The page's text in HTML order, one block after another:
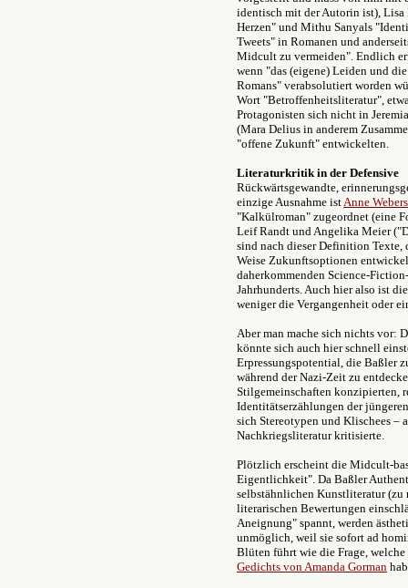
identisch mit der Autorin ist), Lisa
Herzen" und Mithu Sanyals
Tweets" in Romanen und
Midcult zu vermeiden". Endlich
wenn "das (eigene) Leiden und
Romans" verabsolutiert worden
Wort "Betroffenheitsliteratur",
Protagonisten sich nicht in
(Mara Delius in anderem
"offene Zukunft" entwickelten.
Literaturkritik in der Defensive
Rückwärtsgewandte,
einzige Ausnahme istAnne
"Kalkülroman" zugeordnet (eine
Leif Randt und Angelika Meier
sind nach dieser Definition Texte,
Weise Zukunftsoptionen
daherkommenden Science-
Jahrhunderts. Auch hier also ist
weniger die Vergangenheit oder
Aber man mache sich nichts vor:
könnte sich auch hier schnell
Erpressungspotential, die Baßler
während der Nazi-Zeit zu
Stilgemeinschaften konzipierten,
Identitätserzählungen der
sich Stereotypen und Klischees –
Nachkriegsliteratur kritisierte.
Plötzlich erscheint die Midcult-
Eigentlichkeit". Da Baßler
selbstähnlichen Kunstliteratur
literarischen Bewertungen
Aneignung" spannt, werden
unmöglich, weil sie sofort ad
Blüten führt wie die Frage,
Gedichts von Amanda Gorman